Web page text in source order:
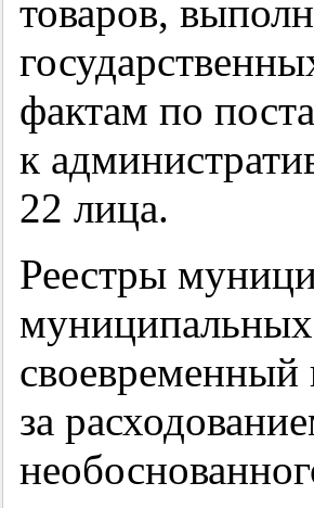
товаров,
фактам по
к
22 лица.
Реестры
муниципальных
за